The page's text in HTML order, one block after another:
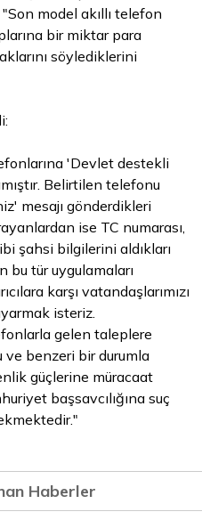
model akıllı telefon
bir miktar para
söylediklerini
'Devlet destekli
Belirtilen telefonu
mesajı gönderdikleri
ise TC numarası,
şahsi bilgilerini aldıkları
bu tür uygulamaları
karşı vatandaşlarımızı
isteriz.
gelen taleplere
benzeri bir durumla
güçlerine müracaat
başsavcılığına suç
Haberler